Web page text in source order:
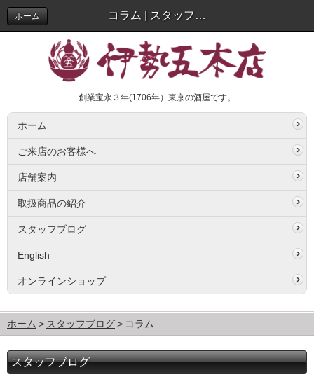
コラム | スタッフブログ
ホーム
創業宝永３年(1706年）東京の酒屋です。
ホーム
ご来店のお客様へ
店舗案内
取扱商品の紹介
スタッフブログ
English
オンラインショップ
ホーム スタッフブログ コラム
スタッフブログ